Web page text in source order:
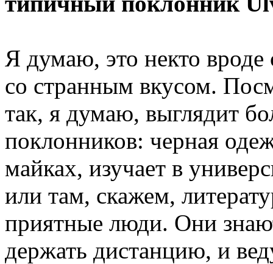
Я думаю, это некто вроде
со странным вкусом.
так, я думаю, выглядит
поклонников: черная
майках, изучает в
или там, скажем,
приятные люди. Они
держать дистанцию, и